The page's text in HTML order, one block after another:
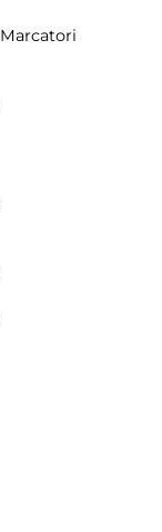
Marcatori